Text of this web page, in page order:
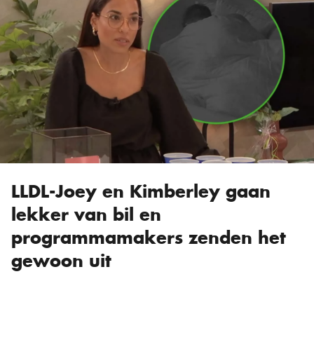
LLDL-Joey en Kimberley gaan
lekker van bil en
programmamakers zenden het
gewoon uit